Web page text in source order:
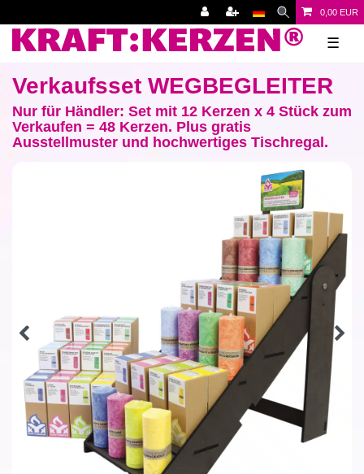
0,00 EUR
☰
Verkaufsset WEGBEGLEITER
Nur für Händler: Set mit 12 Kerzen x 4 Stück zum
Verkaufen = 48 Kerzen. Plus gratis
Ausstellmuster und hochwertiges Tischregal.